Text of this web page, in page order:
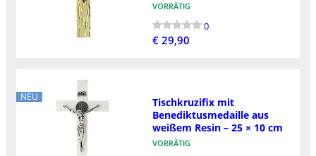
VORRÄTIG
0
€ 29,90
NEU
Tischkruzifix mit
Benediktusmedaille aus
weißem Resin – 25 × 10 cm
VORRÄTIG